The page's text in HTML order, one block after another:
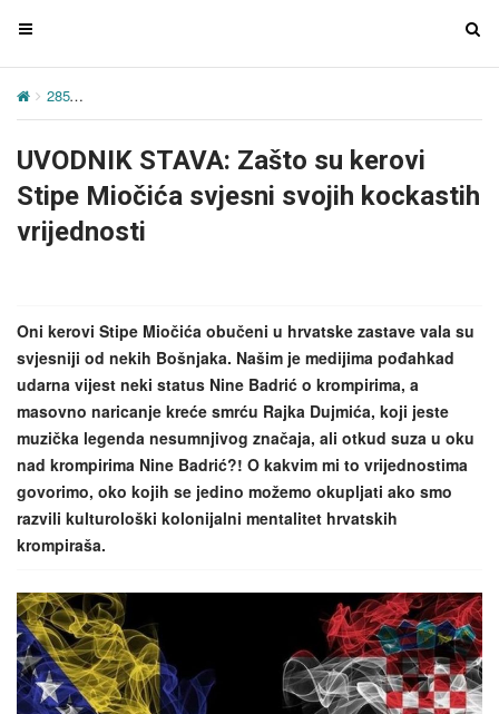
T
g
e
n
v
a
T
n
285
UVODNIK STAVA: Zašto su kerovi
Stipe Miočića svjesni svojih kockastih
vrijednosti
Oni kerovi Stipe Miočića obučeni u hrvatske zastave vala su
svjesniji od nekih Bošnjaka. Našim je medijima pođahkad
udarna vijest neki status Nine Badrić o krompirima, a
masovno naricanje kreće smrću Rajka Dujmića, koji jeste
muzička legenda nesumnjivog značaja, ali otkud suza u oku
nad krompirima Nine Badrić?! O kakvim mi to vrijednostima
govorimo, oko kojih se jedino možemo okupljati ako smo
razvili kulturološki kolonijalni mentalitet hrvatskih
krompiraša.